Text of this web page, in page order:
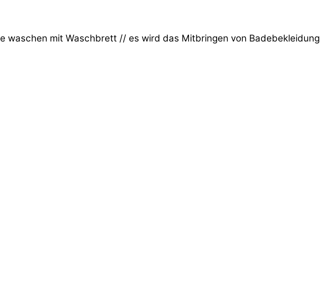
waschen mit Waschbrett // es wird das Mitbringen von Badebekleidung